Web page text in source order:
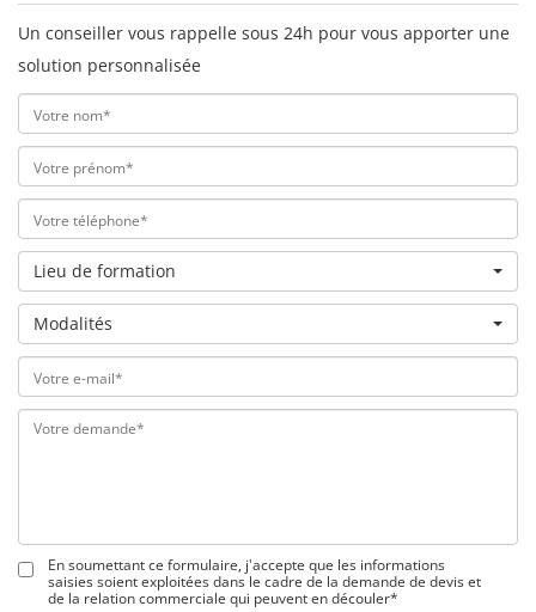
Un conseiller vous rappelle sous 24h pour vous apporter une
solution personnalisée
Lieu de formation
Modalités
En soumettant ce formulaire, j'accepte que les informations
saisies soient exploitées dans le cadre de la demande de devis et
de la relation commerciale qui peuvent en découler*